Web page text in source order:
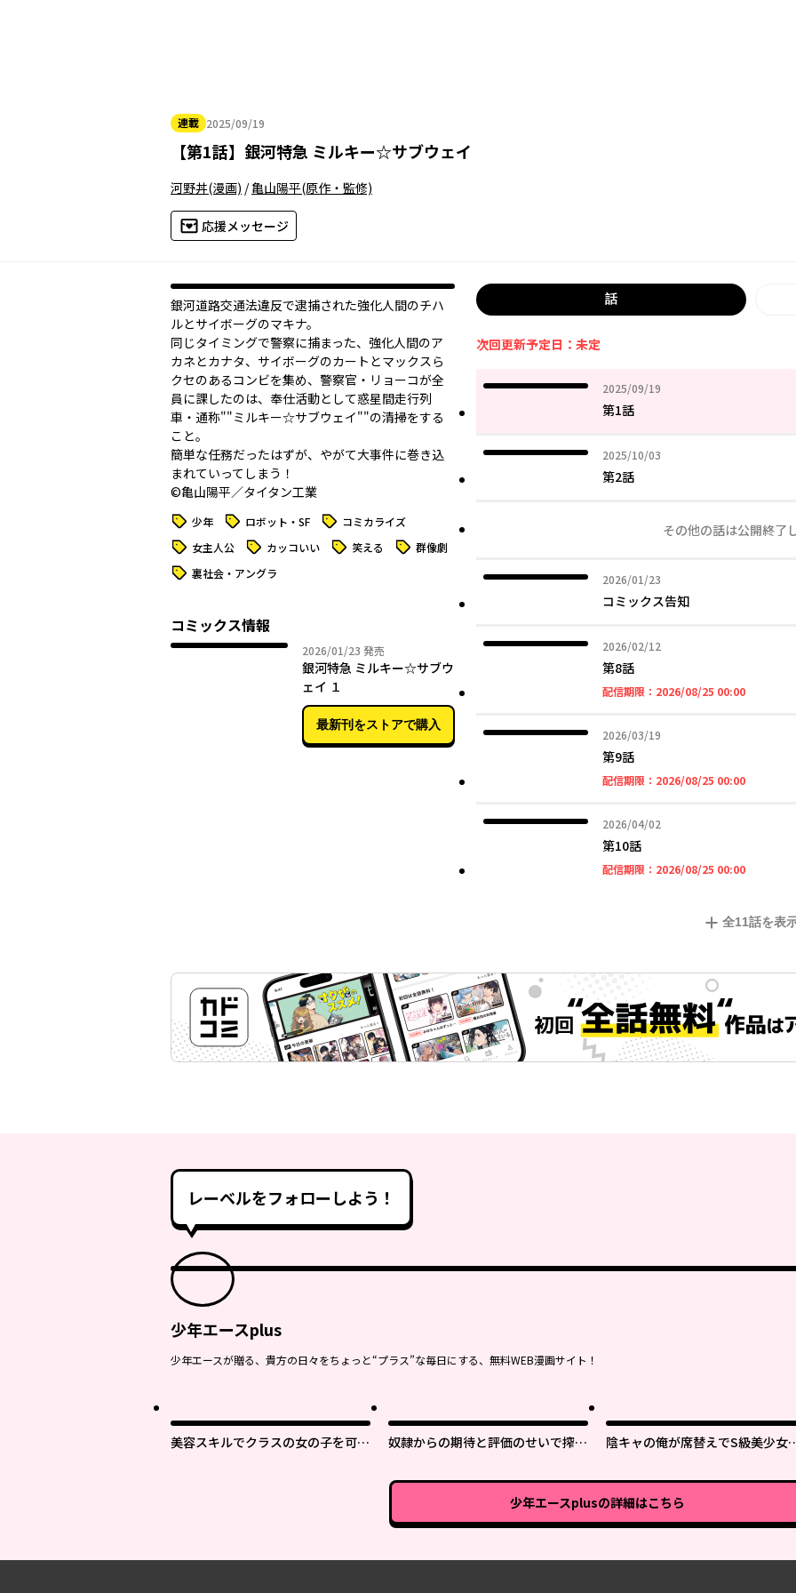
連載 2025/09/19
2025年09月19日
【第1話】 銀河特急 ミルキー☆サブウェイ
河野丼(漫画) /亀山陽平(原作・監修)
応援メッセージ
銀河道路交通法違反で逮捕された強化人間のチハ
ルとサイボーグのマキナ。
同じタイミングで警察に捕まった、強化人間のア
カネとカナタ、サイボーグのカートとマックスら
クセのあるコンビを集め、警察官・リョーコが全
員に課したのは、奉仕活動として惑星間走行列
車・通称""ミルキー☆サブウェイ""の清掃をする
こと。
簡単な任務だったはずが、やがて大事件に巻き込
まれていってしまう！
©亀山陽平／タイタン工業
タグ 少年 タグ ロボット・SF タグ コミカライズ
タグ 女主人公 タグ カッコいい タグ 笑える タグ 群像劇
タグ 裏社会・アングラ
コミックス情報
2026/01/23 2026年01月23日
発売
銀河特急 ミルキー☆サブウ
ェイ １
最新刊をストアで購入
話
次回更新予定日：未定
2025/09/19
2025年09月19日
第1話
2025/10/03
2025年10月03日
第2話
その他の話は公開終了
2026/01/23
2026年01月23日
コミックス告知
2026/02/12
2026年02月12日
第8話
配信期限： 2026/08/25 00:002026年08
2026/03/19
2026年03月19日
第9話
配信期限： 2026/08/25 00:002026年08
2026/04/02
2026年04月02日
第10話
配信期限： 2026/08/25 00:002026年08
全11話を表
レーベルをフォローしよう！
少年エースplus
少年エースが贈る、貴方の日々をちょっと“プラス”な毎日にする、無料WEB漫画サイト！
美容スキルでクラスの女の子を可愛
奴隷からの期待と評価のせいで搾取
陰キャの俺が席替えでS級美少女
少年エースplusの詳細はこちら